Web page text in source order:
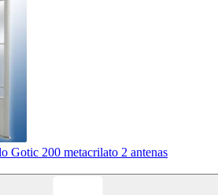
Gotic 200 metacrilato 2 antenas